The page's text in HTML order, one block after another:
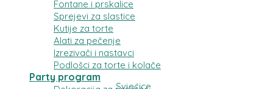
Fontane i prskalice
Sprejevi za slastice
Kutije za torte
Alati za pečenje
Izrezivači i nastavci
Podlošci za torte i kolače
Party program
Svjećice